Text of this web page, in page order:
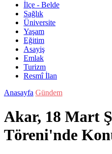
İlçe - Belde
Sağlık
Üniversite
Yaşam
Eğitim
Asayiş
Emlak
Turizm
Resmî İlan
Anasayfa Gündem
Akar, 18 Mart
Töreni'nde